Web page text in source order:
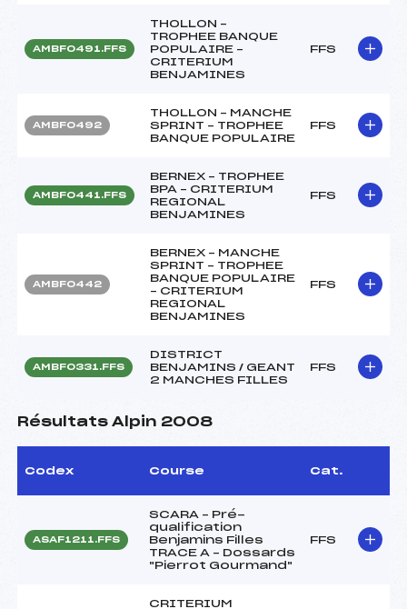
AMBF0491.FFS
THOLLON –
TROPHEE BANQUE
POPULAIRE –
CRITERIUM
BENJAMINES
FFS
AMBF0492
THOLLON – MANCHE
SPRINT – TROPHEE
BANQUE POPULAIRE
FFS
AMBF0441.FFS
BERNEX – TROPHEE
BPA – CRITERIUM
REGIONAL
BENJAMINES
FFS
AMBF0442
BERNEX – MANCHE
SPRINT – TROPHEE
BANQUE POPULAIRE
– CRITERIUM
REGIONAL
BENJAMINES
FFS
AMBF0331.FFS
DISTRICT
BENJAMINS / GEANT
2 MANCHES FILLES
FFS
Résultats Alpin 2008
Codex Course Cat.
ASAF1211.FFS
SCARA – Pré-
qualification
Benjamins Filles
TRACE A – Dossards
"Pierrot Gourmand"
FFS
CRITERIUM